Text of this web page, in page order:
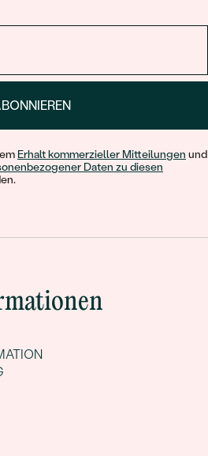
Erhalt kommerzieller Mitteilungen und
Daten zu diesen